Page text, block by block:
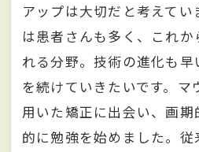
アップは大切だと考えてい
は患者さんも多く、これ
れる分野。技術の進化も
を続けていきたいです。マ
用いた矯正に出会い、画
的に勉強を始めました。